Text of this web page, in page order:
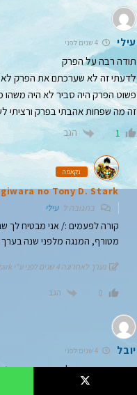
עילי
תודה רבה על הפרק
לדעתי זה לא שערכתם את הפרק לא
פשוט הפרק היה סביר לא היה משהו
זה מה שפחות אהבתי בפרק ורציתי
1 הגב
נקאמה
no Tony D. Stark
בתגובה לעילי
קורה לפעמים :/ אני מבטיח לך
מטורף, המנגה מלפני שנה
נערך לאחרונה 4 שנים לפני ע"י Mugiwara no Tony D. Stark
0 הגב
יובל
אתם חייבים דחוף להפסיק עם
זה נכון ששתיהן מתייחסות לעצמן